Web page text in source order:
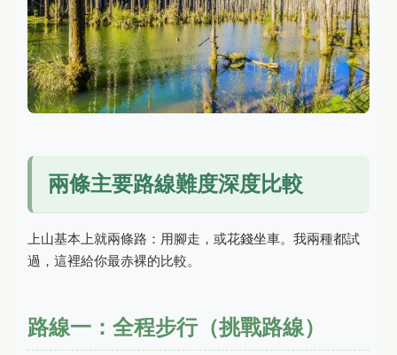
兩條主要路線難度深度比較
上山基本上就兩條路：用腳走，或花錢坐車。我兩種都試
過，這裡給你最赤裸的比較。
路線一：全程步行（挑戰路線）